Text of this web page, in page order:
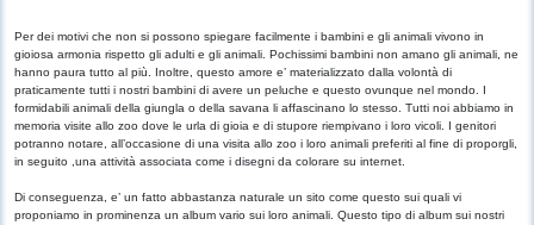
Per dei motivi che non si possono spiegare facilmente i bambini e gli animali vivono in
gioiosa armonia rispetto gli adulti e gli animali. Pochissimi bambini non amano gli animali, ne
hanno paura tutto al più. Inoltre, questo amore e’ materializzato dalla volontà di
praticamente tutti i nostri bambini di avere un peluche e questo ovunque nel mondo. I
formidabili animali della giungla o della savana li affascinano lo stesso. Tutti noi abbiamo in
memoria visite allo zoo dove le urla di gioia e di stupore riempivano i loro vicoli. I genitori
potranno notare, all’occasione di una visita allo zoo i loro animali preferiti al fine di proporgli,
in seguito ,una attività associata come i disegni da colorare su internet.
Di conseguenza, e’ un fatto abbastanza naturale un sito come questo sui quali vi
proponiamo in prominenza un album vario sui loro animali. Questo tipo di album sui nostri